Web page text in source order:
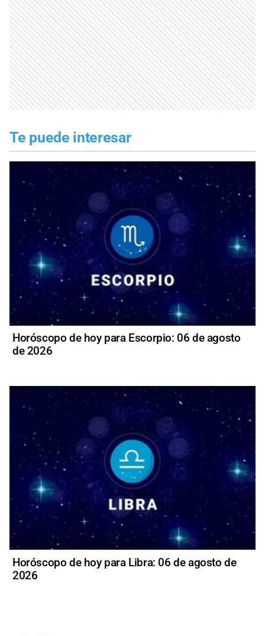
Te puede interesar
Horóscopo de hoy para Escorpio: 06 de agosto
de 2026
Horóscopo de hoy para Libra: 06 de agosto de
2026